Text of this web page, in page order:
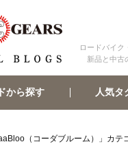
ロードバイク
新品と中古
から探す 人気タ
（コーダブルーム） 」カテ